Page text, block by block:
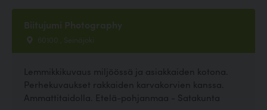
Biitujumi Photography
60100 , Seinäjoki
Lemmikkikuvaus miljöössä ja asiakkaiden kotona.
Perhekuvaukset rakkaiden karvakorvien kanssa.
Ammattitaidolla. Etelä-pohjanmaa - Satakunta